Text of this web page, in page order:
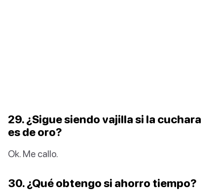
29. ¿Sigue siendo vajilla si la cuchara
es de oro?
Ok. Me callo.
30. ¿Qué obtengo si ahorro tiempo?